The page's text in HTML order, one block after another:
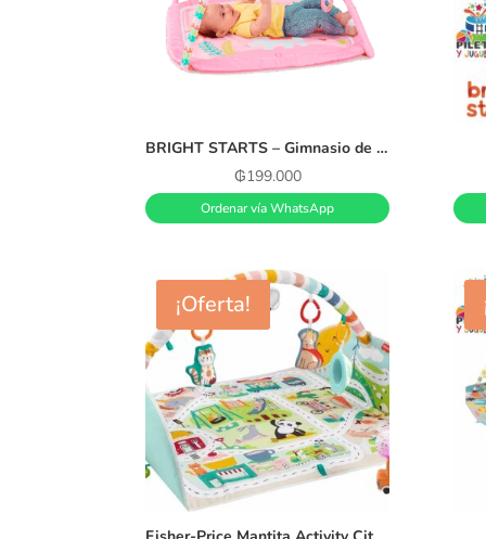
BRIGHT STARTS – Gimnasio de actividades Daydream Blooms Rosa
₲199.000
Ordenar vía WhatsApp
¡Oferta!